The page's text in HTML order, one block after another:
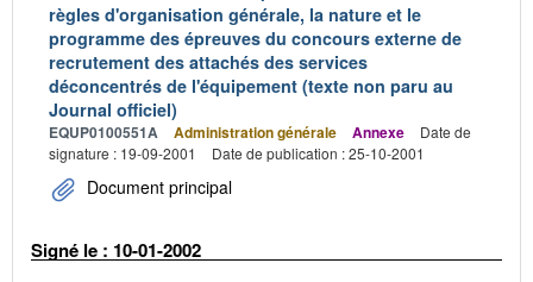
règles d'organisation générale, la nature et le
programme des épreuves du concours externe de
recrutement des attachés des services
déconcentrés de l'équipement (texte non paru au
Journal officiel)
EQUP0100551A Administration générale Annexe
Date de
signature : 19-09-2001
Date de publication : 25-10-2001
Document principal
Signé le : 10-01-2002